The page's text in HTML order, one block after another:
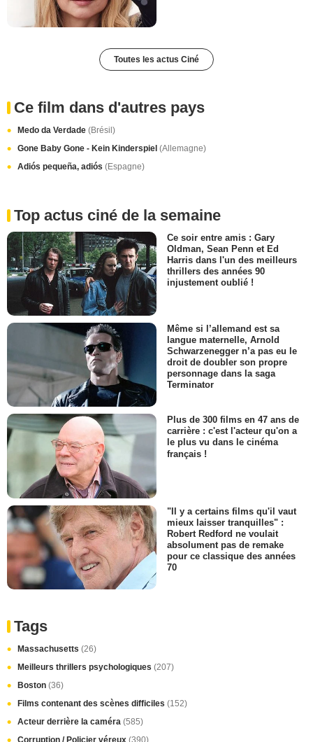
Toutes les actus Ciné
Ce film dans d'autres pays
Medo da Verdade (Brésil)
Gone Baby Gone - Kein Kinderspiel (Allemagne)
Adiós pequeña, adiós (Espagne)
Top actus ciné de la semaine
Ce soir entre amis : Gary
Oldman, Sean Penn et Ed
Harris dans l'un des meilleurs
thrillers des années 90
injustement oublié !
Même si l’allemand est sa
langue maternelle, Arnold
Schwarzenegger n’a pas eu le
droit de doubler son propre
personnage dans la saga
Terminator
Plus de 300 films en 47 ans de
carrière : c'est l'acteur qu'on a
le plus vu dans le cinéma
français !
"Il y a certains films qu'il vaut
mieux laisser tranquilles" :
Robert Redford ne voulait
absolument pas de remake
pour ce classique des années
70
Tags
Massachusetts (26)
Meilleurs thrillers psychologiques (207)
Boston (36)
Films contenant des scènes difficiles (152)
Acteur derrière la caméra (585)
Corruption / Policier véreux (390)